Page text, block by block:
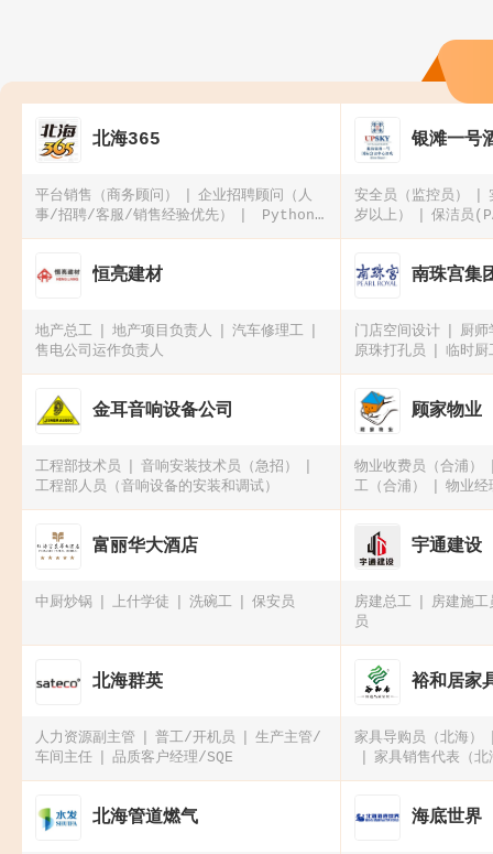
北海365
平台销售（商务顾问）
企业招聘顾问（人
事/招聘/客服/销售经验优先）
Python
开发工程师（软件/AI方向）
微信公众号资
银滩一号
安全员（监控员）
岁以上）
保洁员
恒亮建材
地产总工 地产项目负责人
汽车修理工
售电公司运作负责人
南珠宫集
门店空间设计
厨师
原珠打孔员
临时厨
金耳音响设备公司
工程部技术员
音响安装技术员（急招）
工程部人员（音响设备的安装和调试）
顾家物业
物业收费员（合浦）
工（合浦）
物业经
富丽华大酒店
中厨炒锅 上什学徒 洗碗工 保安员
宇通建设
房建总工
房建施工
员
北海群英
人力资源副主管 普工/开机员
生产主管/
车间主任
品质客户经理/SQE
裕和居家
家具导购员（北海）
家具销售代表（北
海）
北海管道燃气 海底世界